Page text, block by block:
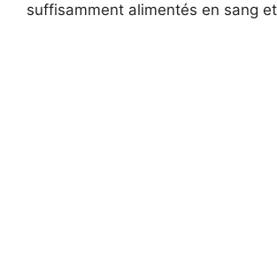
suffisamment alimentés en sang